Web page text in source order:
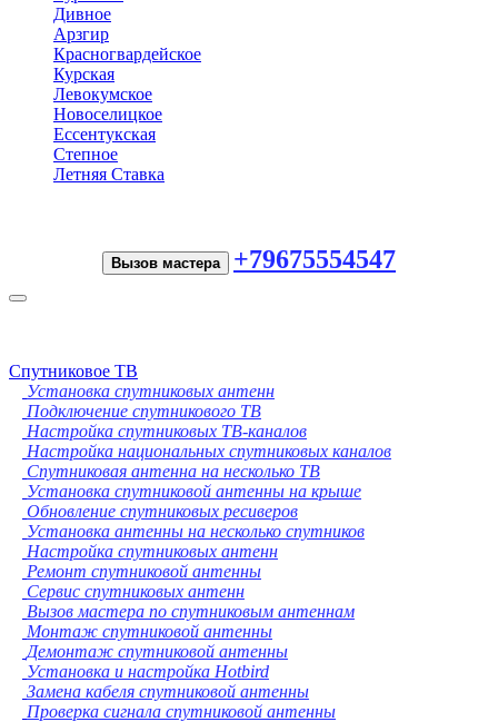
Дивное
Арзгир
Красногвардейское
Курская
Левокумское
Новоселицкое
Ессентукская
Степное
Летняя Ставка
Вызов мастера +79675554547
Toggle
Спутниковое ТВ
Установка спутниковых антенн
Подключение спутникового ТВ
Настройка спутниковых ТВ-каналов
Настройка национальных спутниковых каналов
Спутниковая антенна на несколько ТВ
Установка спутниковой антенны на крыше
Обновление спутниковых ресиверов
Установка антенны на несколько спутников
Настройка спутниковых антенн
Ремонт спутниковой антенны
Сервис спутниковых антенн
Вызов мастера по спутниковым антеннам
Монтаж спутниковой антенны
Демонтаж спутниковой антенны
Установка и настройка Hotbird
Замена кабеля спутниковой антенны
Проверка сигнала спутниковой антенны